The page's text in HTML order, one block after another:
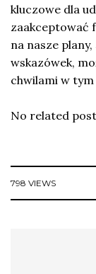
kluczowe dla
zaakceptować
na nasze
wskazówek,
chwilami w
No related
798 VIEWS